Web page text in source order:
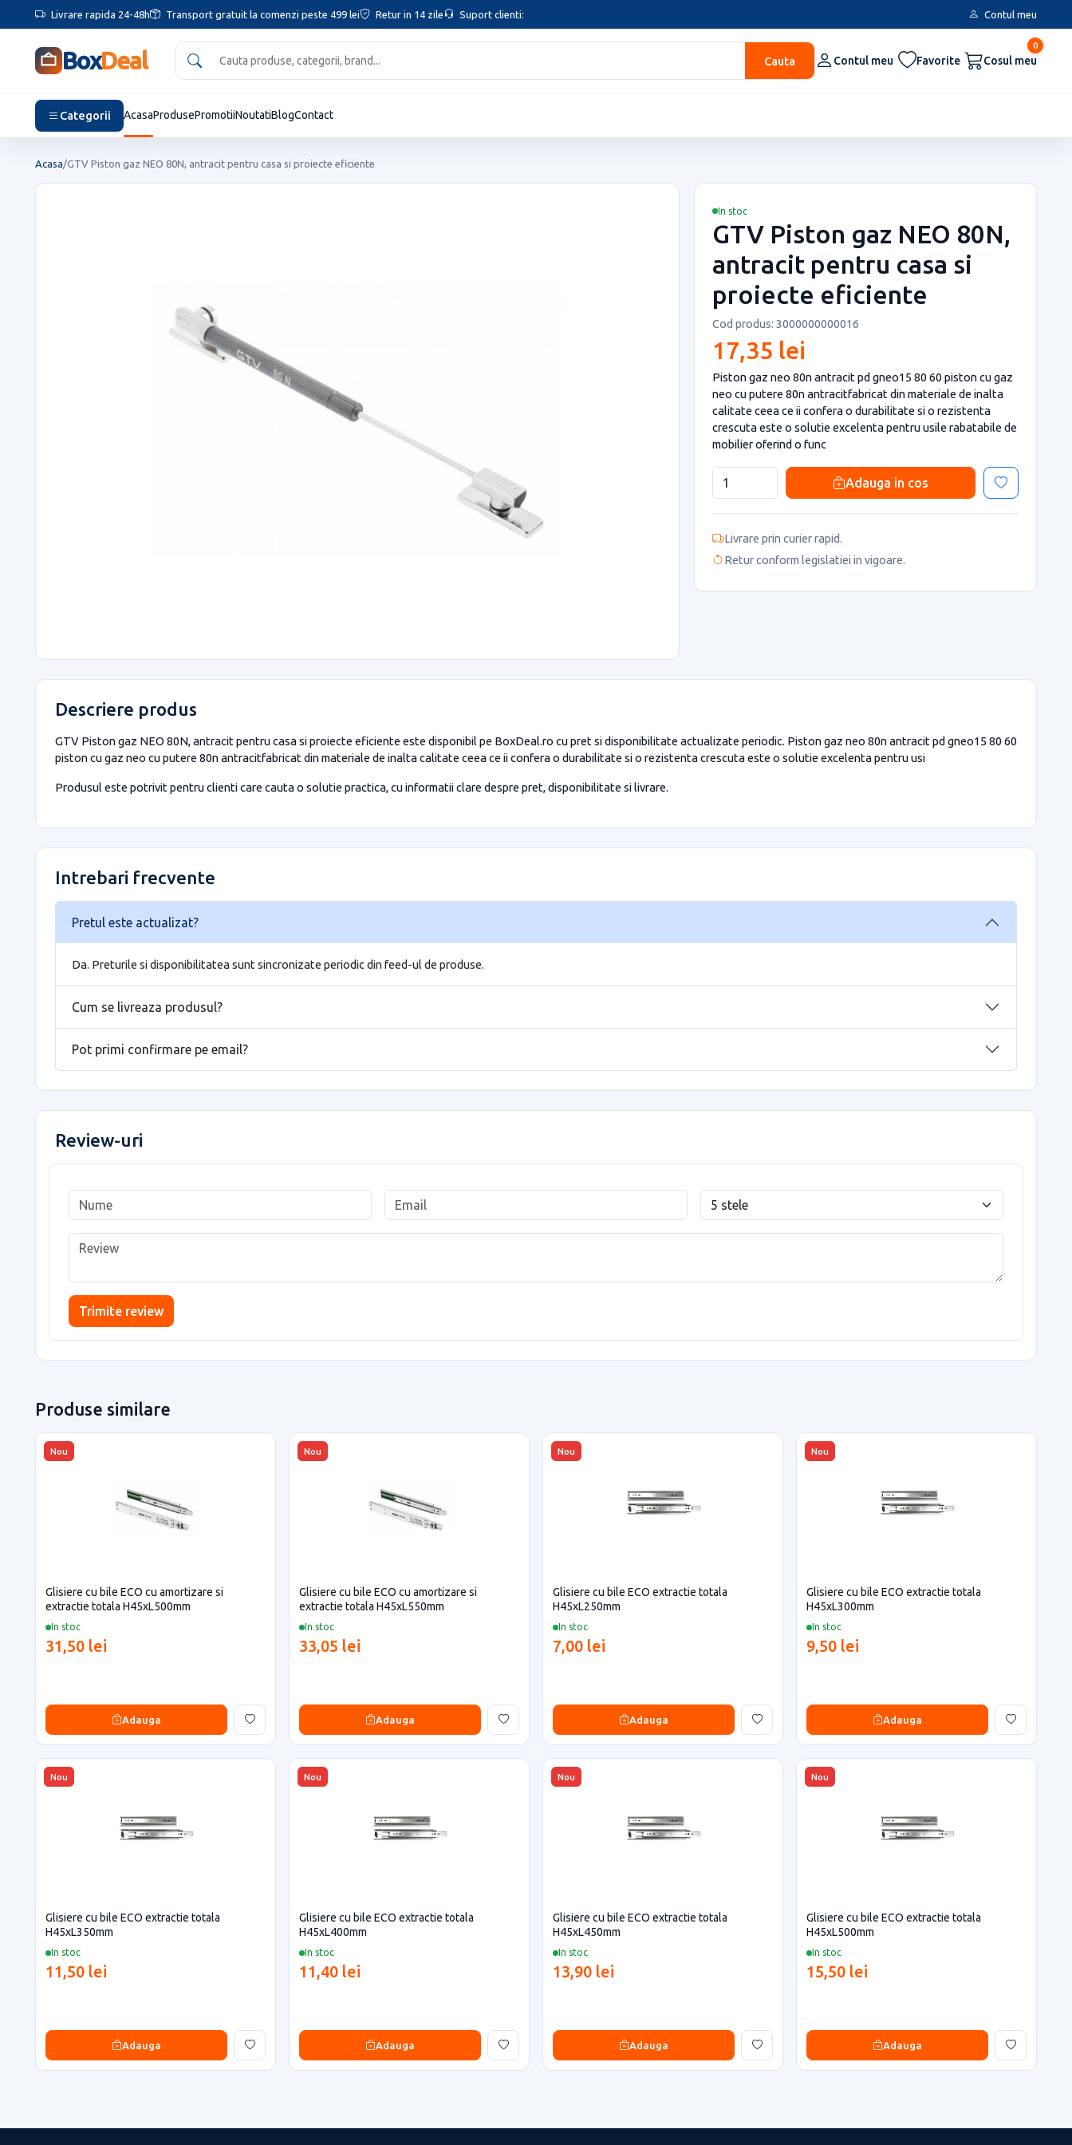
Livrare rapida 24-48h Transport gratuit la comenzi peste 499 lei Retur in 14 zile Suport clienti: Contul meu
BoxDeal Cauta Contul meu Favorite
0
Cosul meu
Categorii AcasaProdusePromotiiNoutatiBlogContact
Acasa/GTV Piston gaz NEO 80N, antracit pentru casa si proiecte eficiente
In stoc
GTV Piston gaz NEO 80N,
antracit pentru casa si
proiecte eficiente
Cod produs: 3000000000016
17,35 lei
Piston gaz neo 80n antracit pd gneo15 80 60 piston cu gaz
neo cu putere 80n antracitfabricat din materiale de inalta
calitate ceea ce ii confera o durabilitate si o rezistenta
crescuta este o solutie excelenta pentru usile rabatabile de
mobilier oferind o func
Adauga in cos
Livrare prin curier rapid.
Retur conform legislatiei in vigoare.
Descriere produs
GTV Piston gaz NEO 80N, antracit pentru casa si proiecte eficiente este disponibil pe BoxDeal.ro cu pret si disponibilitate actualizate periodic. Piston gaz neo 80n antracit pd gneo15 80 60
piston cu gaz neo cu putere 80n antracitfabricat din materiale de inalta calitate ceea ce ii confera o durabilitate si o rezistenta crescuta este o solutie excelenta pentru usi
Produsul este potrivit pentru clienti care cauta o solutie practica, cu informatii clare despre pret, disponibilitate si livrare.
Intrebari frecvente
Pretul este actualizat?
Da. Preturile si disponibilitatea sunt sincronizate periodic din feed-ul de produse.
Cum se livreaza produsul?
Pot primi confirmare pe email?
Review-uri
Trimite review
Produse similare
Nou
In stoc
Glisiere cu bile ECO cu amortizare si
extractie totala H45xL500mm
31,50 lei
Adauga
Nou
In stoc
Glisiere cu bile ECO cu amortizare si
extractie totala H45xL550mm
33,05 lei
Adauga
Nou
In stoc
Glisiere cu bile ECO extractie totala
H45xL250mm
7,00 lei
Adauga
Nou
In stoc
Glisiere cu bile ECO extractie totala
H45xL300mm
9,50 lei
Adauga
Nou
In stoc
Glisiere cu bile ECO extractie totala
H45xL350mm
11,50 lei
Adauga
Nou
In stoc
Glisiere cu bile ECO extractie totala
H45xL400mm
11,40 lei
Adauga
Nou
In stoc
Glisiere cu bile ECO extractie totala
H45xL450mm
13,90 lei
Adauga
Nou
In stoc
Glisiere cu bile ECO extractie totala
H45xL500mm
15,50 lei
Adauga